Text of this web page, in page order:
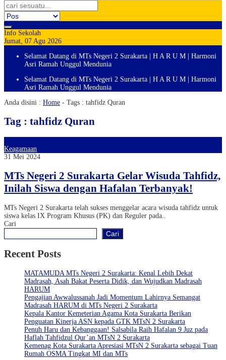
Info Sekolah
Jumat, 07 Agu 2026
Selamat Datang di MTs Negeri 2 Surakarta | H A R U M | Harmoni
Asri Ramah Unggul Mendunia
Selamat Datang di MTs Negeri 2 Surakarta | H A R U M | Harmoni
Asri Ramah Unggul Mendunia
Anda disini : Home - Tags : tahfidz Quran
Tag : tahfidz Quran
Keagamaan
31 Mei 2024
MTs Negeri 2 Surakarta Gelar Wisuda Tahfidz,
Inilah Siswa dengan Hafalan Terbanyak!
MTs Negeri 2 Surakarta telah sukses menggelar acara wisuda tahfidz untuk
siswa kelas IX Program Khusus (PK) dan Reguler pada..
Cari
Cari
Recent Posts
MATAMUDA MTs Negeri 2 Surakarta: Kenal Lebih Dekat
Madrasah, Asah Bakat Peserta Didik, dan Wujudkan Madrasah
HARUM
Pengajian Awwalussanah Jadi Momentum Lahirnya Semangat
Madrasah HARUM di MTs Negeri 2 Surakarta
Kepala Kantor Kemeterian Agama Kota Surakarta Berikan
Penguatan Kinerja ASN kepada GTK MTsN 2 Surakarta
Penuh Haru dan Kebanggaan! Salsabila Raih Hafalan 9 Juz pada
Haflah Tahfidzul Qur’an MTsN 2 Surakarta
Kemenag Kota Surakarta Apresiasi MTsN 2 Surakarta sebagai Tuan
Rumah OSMA Tingkat MI dan MTs